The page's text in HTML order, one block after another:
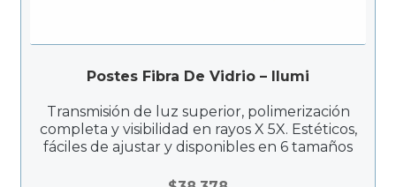
Postes Fibra De Vidrio – Ilumi
Transmisión de luz superior, polimerización
completa y visibilidad en rayos X 5X. Estéticos,
fáciles de ajustar y disponibles en 6 tamaños